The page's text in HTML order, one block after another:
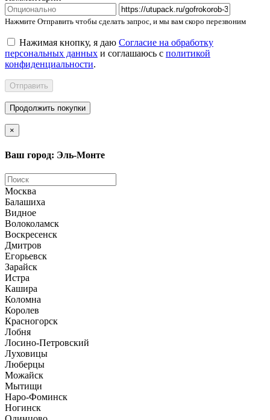
Нажмите Отправить чтобы сделать запрос, и мы вам скоро перезвоним
Нажимая кнопку, я даю Согласие на обработку
персональных данных и соглашаюсь с политикой
конфиденциальности.
Отправить
Продолжить покупки
×
Ваш город: Эль-Монте
Москва
Балашиха
Видное
Волоколамск
Воскресенск
Дмитров
Егорьевск
Зарайск
Истра
Кашира
Коломна
Королев
Красногорск
Лобня
Лосино-Петровский
Луховицы
Люберцы
Можайск
Мытищи
Наро-Фоминск
Ногинск